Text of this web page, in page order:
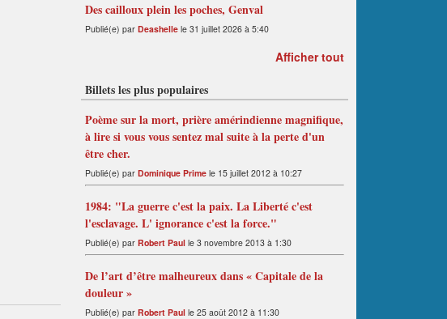
Des cailloux plein les poches, Genval
Publié(e) par Deashelle le 31 juillet 2026 à 5:40
Afficher tout
Billets les plus populaires
Poème sur la mort, prière amérindienne magnifique,
à lire si vous vous sentez mal suite à la perte d'un
être cher.
Publié(e) par Dominique Prime le 15 juillet 2012 à 10:27
1984: "La guerre c'est la paix. La Liberté c'est
l'esclavage. L' ignorance c'est la force."
Publié(e) par Robert Paul le 3 novembre 2013 à 1:30
De l’art d’être malheureux dans « Capitale de la
douleur »
Publié(e) par Robert Paul le 25 août 2012 à 11:30